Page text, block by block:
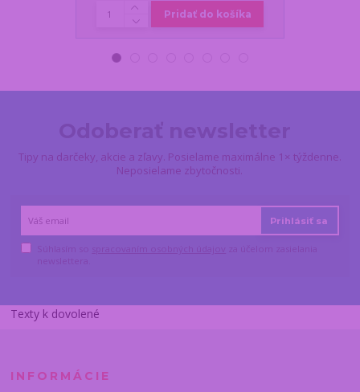
Pridať do košíka
Tipy na darčeky, akcie a zľavy. Posielame maximálne 1× týždenne.
Neposielame zbytočnosti.
Prihlásiť sa
Texty k dovolené
INFORMÁCIE